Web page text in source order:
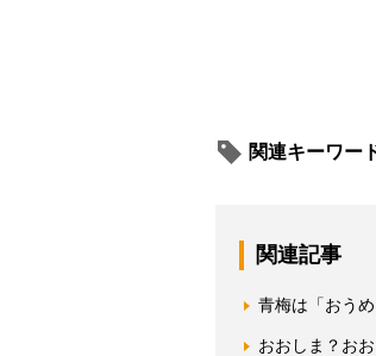
関連キーワー
関連記事
青梅は「おう
おおしま？お